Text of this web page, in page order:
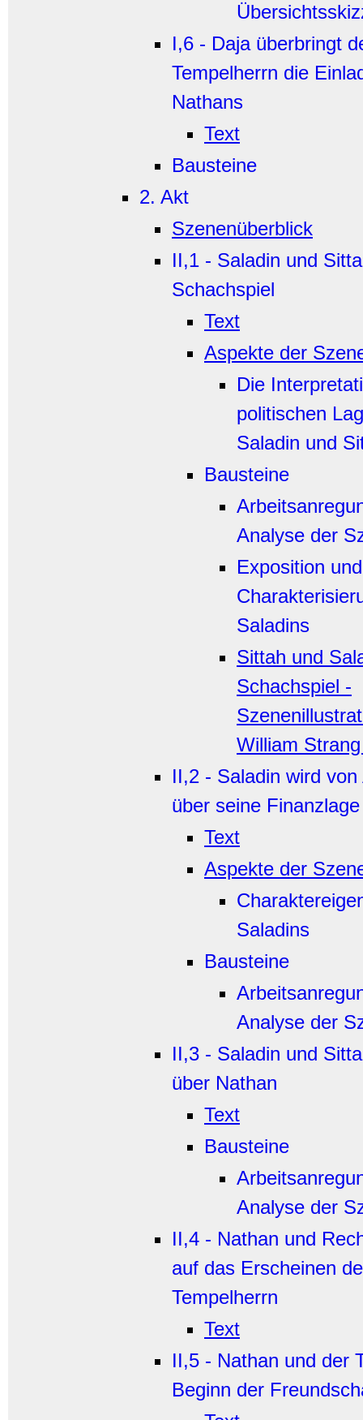
I,6 - Daja überbringt
Tempelherrn die
Nathans
Text
Bausteine
2. Akt
Szenenüberblick
II,1 - Saladin und
Schachspiel
Text
Aspekte der
Die
politischen
Saladin und
Bausteine
Analyse der
Exposition und
Saladins
Sittah und
Schachspiel -
William
II,2 - Saladin wird von
über seine
Text
Aspekte der
Saladins
Bausteine
Analyse der
II,3 - Saladin und
über Nathan
Text
Bausteine
Analyse der
II,4 - Nathan und
auf das Erscheinen
Tempelherrn
Text
II,5 - Nathan und der
Beginn der